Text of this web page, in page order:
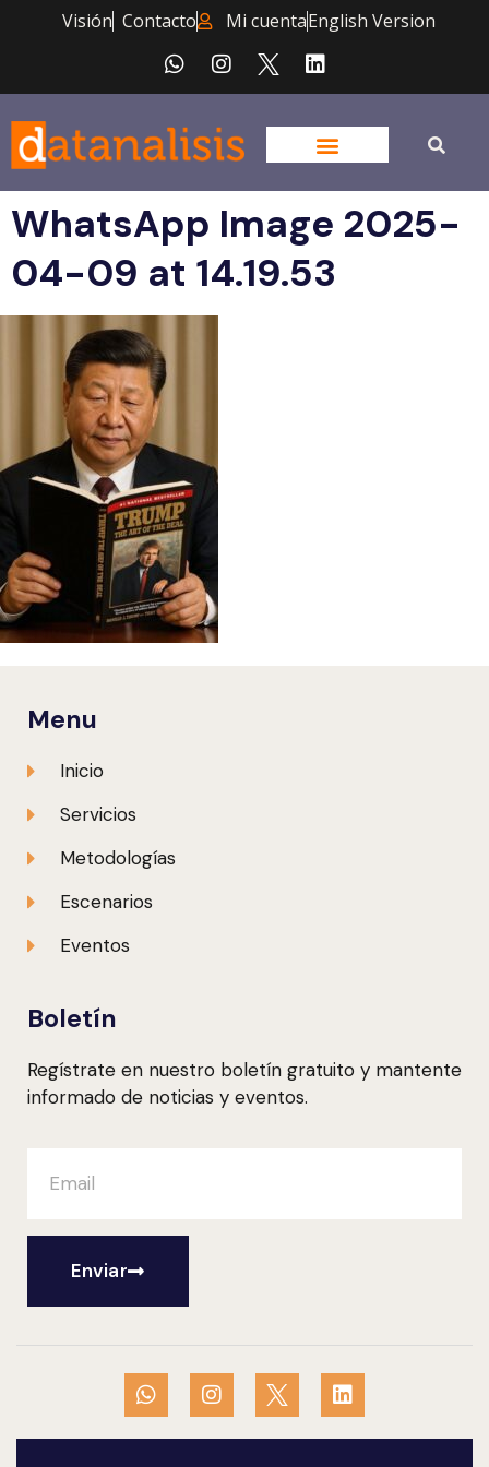
Visión Contacto Mi cuentaEnglish Version
WhatsApp Image 2025-
04-09 at 14.19.53
Menu
Inicio
Servicios
Metodologías
Escenarios
Eventos
Boletín
Regístrate en nuestro boletín gratuito y mantente
informado de noticias y eventos.
Enviar